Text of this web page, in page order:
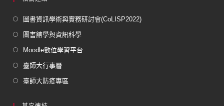
圖書資訊學術與實務研討會(CoLISP2022)
圖書館學與資訊科學
Moodle數位學習平台
臺師大行事曆
臺師大防疫專區